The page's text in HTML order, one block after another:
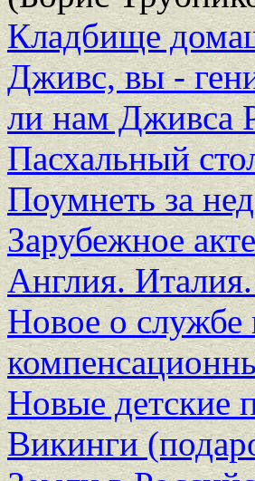
Кладбище
Дживс, вы -
ли нам Дживса
Пасхальный
Поумнеть за
Зарубежное
Англия.
Новое о
Новые детские
Викинги